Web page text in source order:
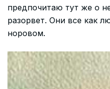
предпочитаю тут же о
разорвет. Они все как
норовом.